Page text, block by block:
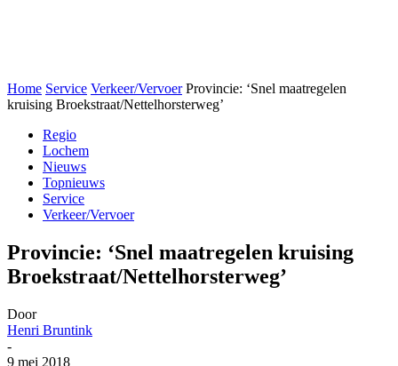
Home Service Verkeer/Vervoer Provincie: ‘Snel maatregelen
kruising Broekstraat/Nettelhorsterweg’
Regio
Lochem
Nieuws
Topnieuws
Service
Verkeer/Vervoer
Provincie: ‘Snel maatregelen kruising
Broekstraat/Nettelhorsterweg’
Door
Henri Bruntink
-
9 mei 2018